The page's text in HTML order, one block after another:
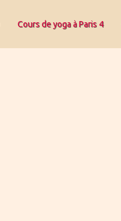
Cours de yoga à Paris 4